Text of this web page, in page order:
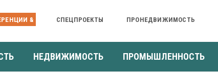
& СПЕЦПРОЕКТЫ ПРОНЕДВИЖИМОСТЬ
НЕДВИЖИМОСТЬ ПРОМЫШЛЕННОСТЬ